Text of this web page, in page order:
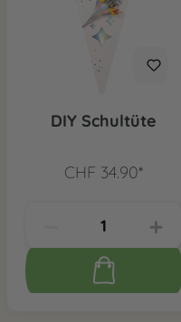
DIY Schultüte
CHF 34.90*